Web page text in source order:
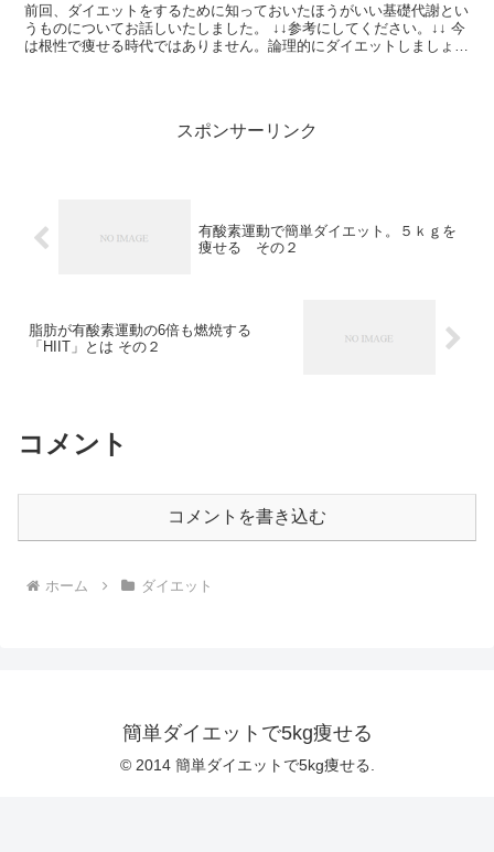
前回、ダイエットをするために知っておいたほうがいい基礎代謝とい
うものについてお話しいたしました。 ↓↓参考にしてください。↓↓ 今
は根性で痩せる時代ではありません。論理的にダイエットしましょ
スポンサーリンク
有酸素運動で簡単ダイエット。５ｋｇを
痩せる その２
脂肪が有酸素運動の6倍も燃焼する
「HIIT」とは その２
コメント
コメントを書き込む
ホーム ダイエット
簡単ダイエットで5kg痩せる
© 2014 簡単ダイエットで5kg痩せる.